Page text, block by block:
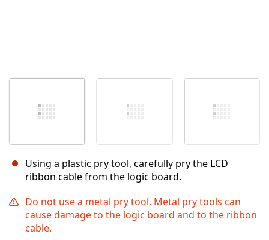
Using a plastic pry tool, carefully pry the LCD
ribbon cable from the logic board.
Do not use a metal pry tool. Metal pry tools can
cause damage to the logic board and to the ribbon
cable.